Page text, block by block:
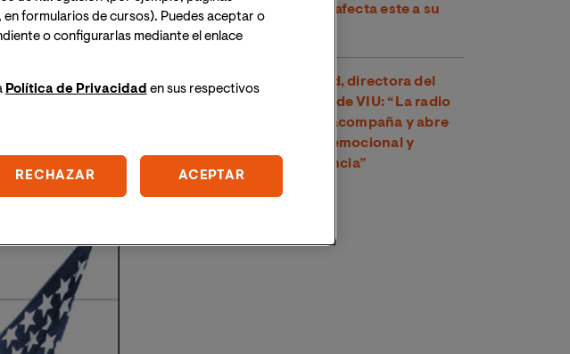
en adolescentes y cómo afecta este a su
salud mental?
Dra. Amparo Suay Madrid, directora del
Grado en Comunicación de VIU: “La radio
es una voz cercana que acompaña y abre
un espacio de conexión emocional y
psicológica con la audiencia”
formularios de cursos). Puedes aceptar o
o configurarlas mediante el enlace
Política de Privacidad en sus respectivos
RECHAZAR ACEPTAR